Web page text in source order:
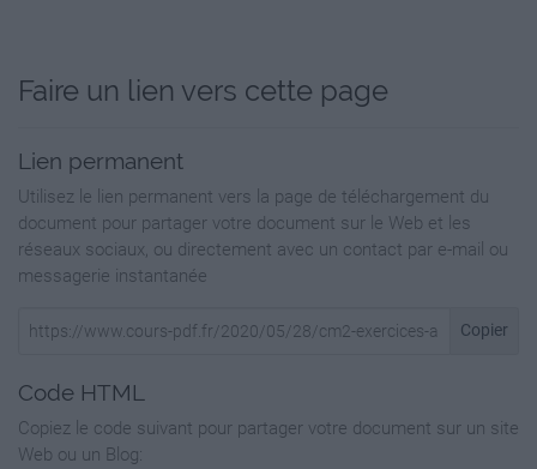
triangle à l’aide des formules adaptées.
Connaître les unités usuelles de mesure
d’aires.
Mesures
1
Faire un lien vers cette page
Lien permanent
Utilisez le lien permanent vers la page de téléchargement du
document pour partager votre document sur le Web et les
réseaux sociaux, ou directement avec un contact par e-mail ou
messagerie instantanée
Copier
Code HTML
Copiez le code suivant pour partager votre document sur un site
Web ou un Blog: